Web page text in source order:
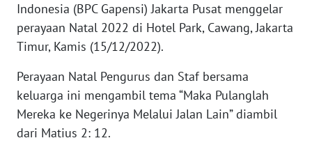
Indonesia (BPC Gapensi) Jakarta Pusat menggelar
perayaan Natal 2022 di Hotel Park, Cawang, Jakarta
Timur, Kamis (15/12/2022).
Perayaan Natal Pengurus dan Staf bersama
keluarga ini mengambil tema “Maka Pulanglah
Mereka ke Negerinya Melalui Jalan Lain” diambil
dari Matius 2: 12.
Wahana
News
Regional